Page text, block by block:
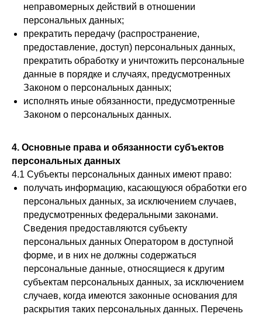
неправомерных действий в отношении
персональных данных;
прекратить передачу (распространение,
предоставление, доступ) персональных данных,
прекратить обработку и уничтожить персональные
данные в порядке и случаях, предусмотренных
Законом о персональных данных;
исполнять иные обязанности, предусмотренные
Законом о персональных данных.
4. Основные права и обязанности субъектов
персональных данных
4.1 Субъекты персональных данных имеют право:
получать информацию, касающуюся обработки его
персональных данных, за исключением случаев,
предусмотренных федеральными законами.
Сведения предоставляются субъекту
персональных данных Оператором в доступной
форме, и в них не должны содержаться
персональные данные, относящиеся к другим
субъектам персональных данных, за исключением
случаев, когда имеются законные основания для
раскрытия таких персональных данных. Перечень